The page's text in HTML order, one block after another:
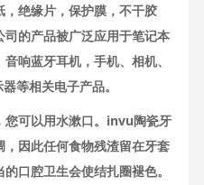
绝缘片，保护膜，不干胶
的产品被广泛应用于笔记本
响蓝牙耳机，手机、相机、
等相关电子产品。
您可以用水漱口。invu陶瓷牙
因此任何食物残渣留在牙套
口腔卫生会使结扎圈褪色。